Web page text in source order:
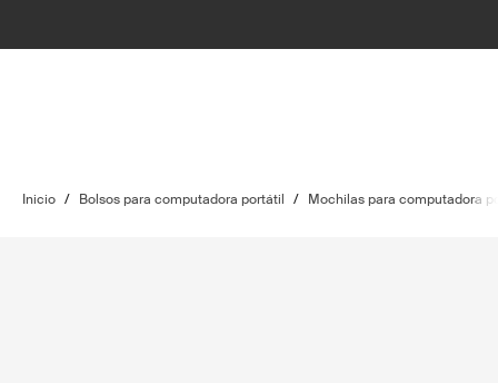
Inicio / Bolsos para computadora portátil / Mochilas para computadora